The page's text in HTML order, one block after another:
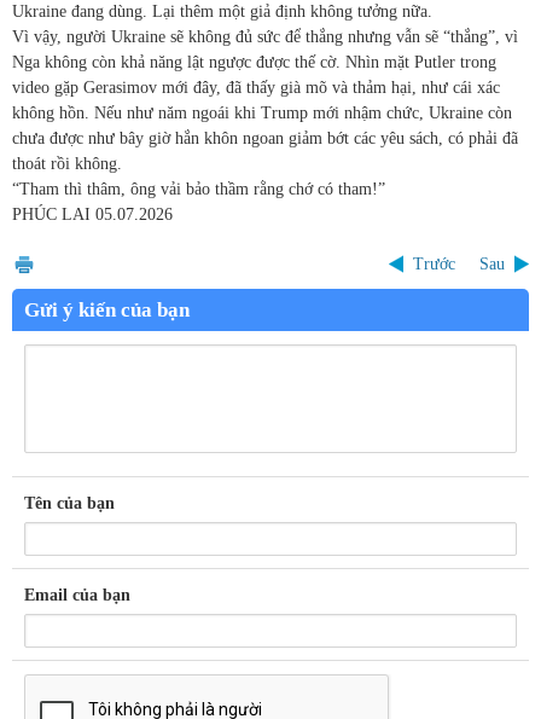
Ukraine đang dùng. Lại thêm một giả định không tưởng nữa.
Vì vậy, người Ukraine sẽ không đủ sức để thắng nhưng vẫn sẽ “thắng”, vì
Nga không còn khả năng lật ngược được thế cờ. Nhìn mặt Putler trong
video gặp Gerasimov mới đây, đã thấy già mõ và thảm hại, như cái xác
không hồn. Nếu như năm ngoái khi Trump mới nhậm chức, Ukraine còn
chưa được như bây giờ hắn khôn ngoan giảm bớt các yêu sách, có phải đã
thoát rồi không.
“Tham thì thâm, ông vải bảo thầm rằng chớ có tham!”
PHÚC LAI 05.07.2026
Trước Sau
Gửi ý kiến của bạn
Tên của bạn
Email của bạn